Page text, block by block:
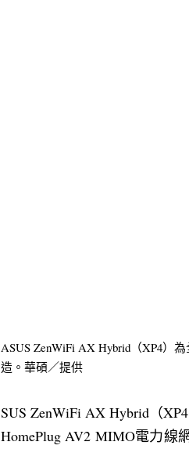
ASUS ZenWiFi AX Hybrid（XP4）
造。華碩／提供
SUS ZenWiFi AX Hybrid（
HomePlug AV2 MIMO電力